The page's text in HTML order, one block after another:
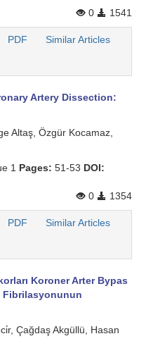
0
1541
PDF Similar Articles
Artery Dissection:
Altaş, Özgür Kocamaz,
1 Pages: 51-53 DOI:
0
1354
PDF Similar Articles
Koroner Arter Bypas
Fibrilasyonunun
Çağdaş Akgüllü, Hasan